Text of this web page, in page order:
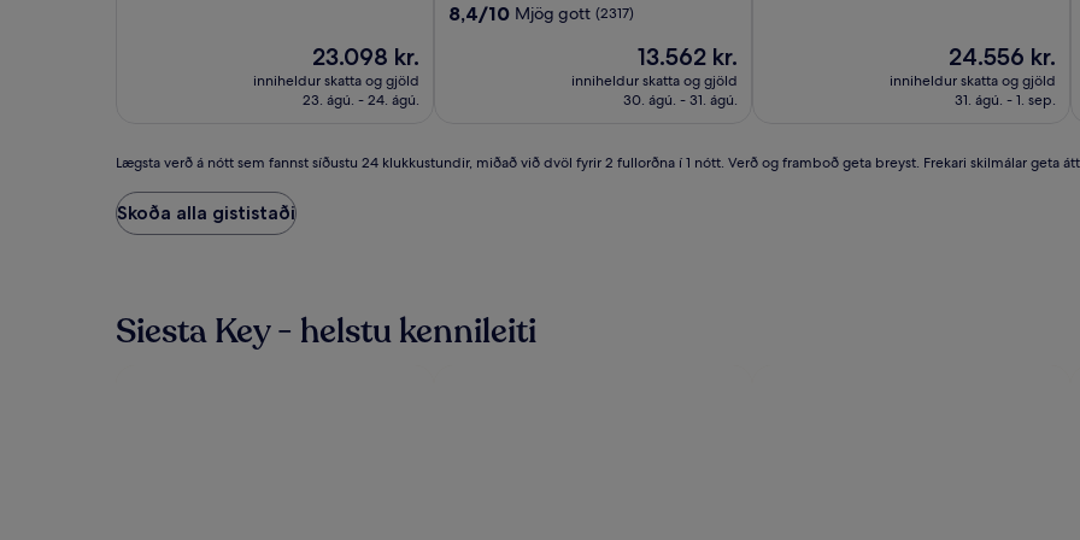
Verðið
er
23.098 kr.
23.098 kr.
inniheldur skatta og gjöld
23. ágú. - 24. ágú.
Siesta
gististaður
8.4
8,4/10 Mjög gott (2317)
Verðið
er
13.562 kr.
13.562 kr.
inniheldur skatta og gjöld
30. ágú. - 31. ágú.
Verðið
er
24.556 kr.
24.556 kr.
inniheldur skatta og gjöld
31. ágú. - 1. sep.
Lægsta
á
nótt
24
klukkustundir,
Lægsta verð á nótt sem fannst síðustu 24 klukkustundir, miðað við dvöl fyrir 2 fullorðna í 1 nótt. Verð og framboð geta breyst. Frekari skilmálar geta
Skoða alla gististaði
Siesta Key - helstu kennileiti